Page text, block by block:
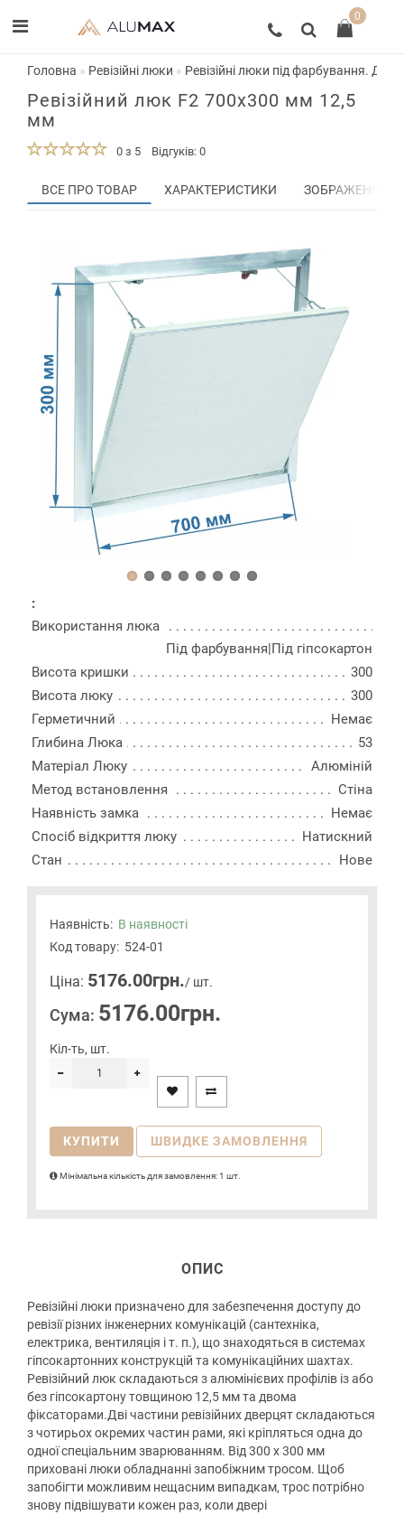
0
Головна Ревізійні люки Ревізійні люки під фарбування.
Ревізійний люк F2 700x300 мм 12,5
мм
0 з 5 Відгуків: 0
ВСЕ ПРО ТОВАР ХАРАКТЕРИСТИКИ ЗОБРАЖЕННЯ
:
Використання люка
Під фарбування|Під гіпсокартон
Висота кришки
300
Висота люку
300
Герметичний
Немає
Глибина Люка
53
Матеріал Люку
Алюміній
Метод встановлення
Стіна
Наявність замка
Немає
Спосіб відкриття люку
Натискний
Стан
Нове
Наявність: В наявності
Код товару: 524-01
Цiна: 5176.00грн./ шт.
Сума: 5176.00грн.
Кіл-ть, шт.
КУПИТИ ШВИДКЕ ЗАМОВЛЕННЯ
Мінімальна кількість для замовлення: 1 шт.
ОПИС
Ревізійні люки призначено для забезпечення доступу до
ревізії різних інженерних комунікацій (сантехніка,
електрика, вентиляція і т. п.), що знаходяться в системах
гіпсокартонних конструкцій та комунікаційних шахтах.
Ревізійний люк складаються з алюмінієвих профілів із або
без гіпсокартону товщиною 12,5 мм та двома
фіксаторами.Дві частини ревізійних дверцят складаються
з чотирьох окремих частин рами, які кріпляться одна до
одної спеціальним зварюванням. Від 300 х 300 мм
приховані люки обладнанні запобіжним тросом. Щоб
запобігти можливим нещасним випадкам, трос потрібно
знову підвішувати кожен раз, коли двері